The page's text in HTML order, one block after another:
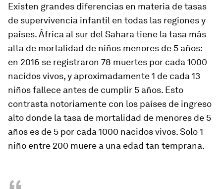
Existen grandes diferencias en materia de tasas
de supervivencia infantil en todas las regiones y
países. África al sur del Sahara tiene la tasa más
alta de mortalidad de niños menores de 5 años:
en 2016 se registraron 78 muertes por cada 1000
nacidos vivos, y aproximadamente 1 de cada 13
niños fallece antes de cumplir 5 años. Esto
contrasta notoriamente con los países de ingreso
alto donde la tasa de mortalidad de menores de 5
años es de 5 por cada 1000 nacidos vivos. Solo 1
niño entre 200 muere a una edad tan temprana.